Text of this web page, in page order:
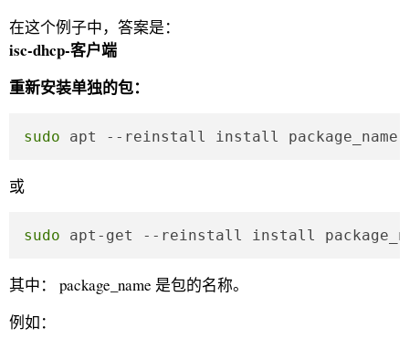
在这个例子中，答案是：
isc-dhcp-客户端
重新安装单独的包：
sudo apt --reinstall install package_name
或
sudo apt-get --reinstall install
其中： package_name 是包的名称。
例如：